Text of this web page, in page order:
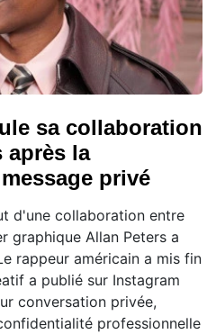
sa collaboration
après la
privé
d'une collaboration entre
graphique Allan Peters a
rappeur américain a mis fin
a publié sur Instagram
conversation privée,
professionnelle